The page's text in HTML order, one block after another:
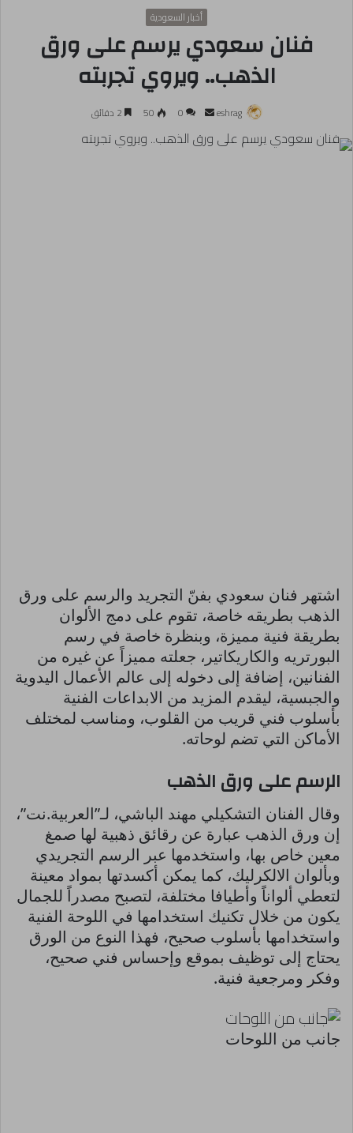
أخبار السعودية
فنان سعودي يرسم على ورق
الذهب.. ويروي تجربته
eshrag
أرسل
بريدا
إلكترونيا
0
50
اشتهر فنان سعودي بفنّ التجريد والرسم على ورق
الذهب بطريقه خاصة، تقوم على دمج الألوان
بطريقة فنية مميزة، وبنظرة خاصة في رسم
البورتريه والكاريكاتير، جعلته مميزاً عن غيره من
الفنانين، إضافة إلى دخوله إلى عالم الأعمال اليدوية
والجبسية، ليقدم المزيد من الابداعات الفنية
بأسلوب فني قريب من القلوب، ومناسب لمختلف
الأماكن التي تضم لوحاته.
الرسم على ورق الذهب
وقال الفنان التشكيلي مهند الباشي، لـ”العربية.نت”،
إن ورق الذهب عبارة عن رقائق ذهبية لها صمغ
معين خاص بها، واستخدمها عبر الرسم التجريدي
وبألوان الالكرليك، كما يمكن أكسدتها بمواد معينة
لتعطي ألواناً وأطيافا مختلفة، لتصبح مصدراً للجمال
يكون من خلال تكنيك استخدامها في اللوحة الفنية
واستخدامها بأسلوب صحيح، فهذا النوع من الورق
يحتاج إلى توظيف بموقع وإحساس فني صحيح،
وفكر ومرجعية فنية.
جانب من اللوحات